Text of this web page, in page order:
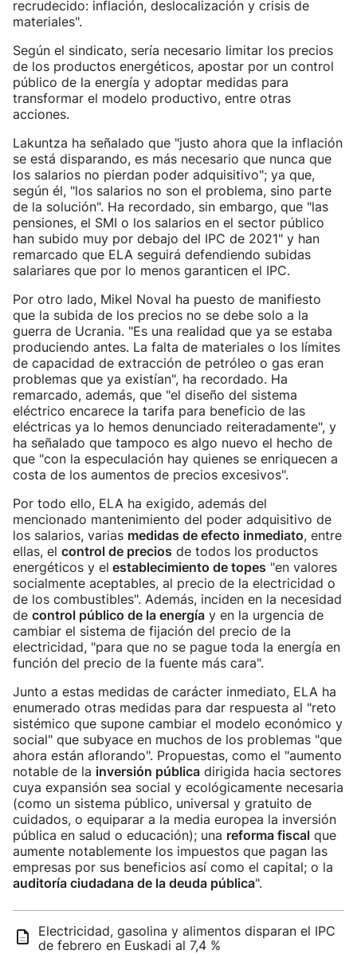
recrudecido: inflación, deslocalización y crisis de
materiales".
Según el sindicato, sería necesario limitar los precios
de los productos energéticos, apostar por un control
público de la energía y adoptar medidas para
transformar el modelo productivo, entre otras
acciones.
Lakuntza ha señalado que "justo ahora que la inflación
se está disparando, es más necesario que nunca que
los salarios no pierdan poder adquisitivo"; ya que,
según él, "los salarios no son el problema, sino parte
de la solución". Ha recordado, sin embargo, que "las
pensiones, el SMI o los salarios en el sector público
han subido muy por debajo del IPC de 2021" y han
remarcado que ELA seguirá defendiendo subidas
salariares que por lo menos garanticen el IPC.
Por otro lado, Mikel Noval ha puesto de manifiesto
que la subida de los precios no se debe solo a la
guerra de Ucrania. "Es una realidad que ya se estaba
produciendo antes. La falta de materiales o los límites
de capacidad de extracción de petróleo o gas eran
problemas que ya existían", ha recordado. Ha
remarcado, además, que "el diseño del sistema
eléctrico encarece la tarifa para beneficio de las
eléctricas ya lo hemos denunciado reiteradamente", y
ha señalado que tampoco es algo nuevo el hecho de
que "con la especulación hay quienes se enriquecen a
costa de los aumentos de precios excesivos".
Por todo ello, ELA ha exigido, además del
mencionado mantenimiento del poder adquisitivo de
los salarios, varias medidas de efecto inmediato, entre
ellas, el control de precios de todos los productos
energéticos y el establecimiento de topes "en valores
socialmente aceptables, al precio de la electricidad o
de los combustibles". Además, inciden en la necesidad
de control público de la energía y en la urgencia de
cambiar el sistema de fijación del precio de la
electricidad, "para que no se pague toda la energía en
función del precio de la fuente más cara".
Junto a estas medidas de carácter inmediato, ELA ha
enumerado otras medidas para dar respuesta al "reto
sistémico que supone cambiar el modelo económico y
social" que subyace en muchos de los problemas "que
ahora están aflorando". Propuestas, como el "aumento
notable de la inversión pública dirigida hacia sectores
cuya expansión sea social y ecológicamente necesaria
(como un sistema público, universal y gratuito de
cuidados, o equiparar a la media europea la inversión
pública en salud o educación); una reforma fiscal que
aumente notablemente los impuestos que pagan las
empresas por sus beneficios así como el capital; o la
auditoría ciudadana de la deuda pública".
Electricidad, gasolina y alimentos disparan el IPC
de febrero en Euskadi al 7,4 %